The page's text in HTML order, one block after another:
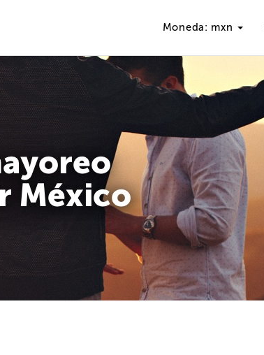
Moneda: mxn